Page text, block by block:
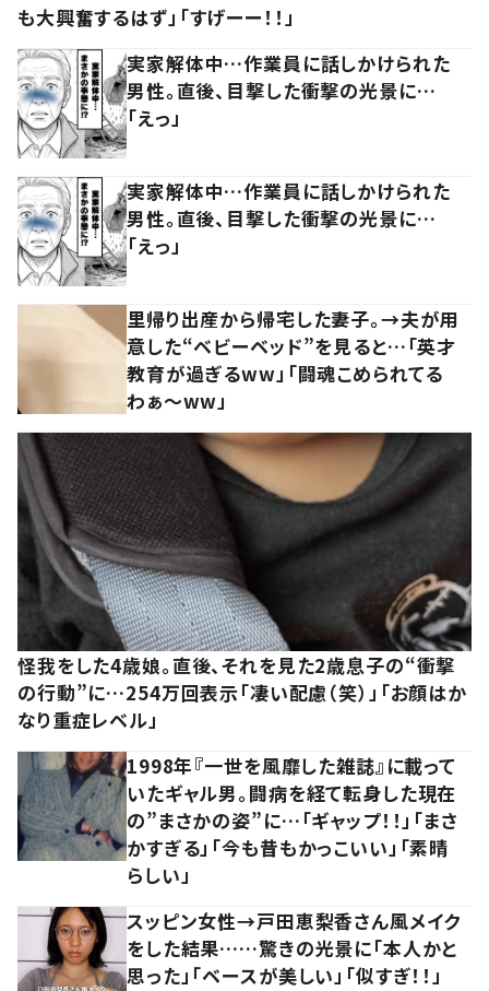
も大興奮するはず」「すげーー！！」
実家解体中…作業員に話しかけられた
男性。直後、目撃した衝撃の光景に…
「えっ」
実家解体中…作業員に話しかけられた
男性。直後、目撃した衝撃の光景に…
「えっ」
里帰り出産から帰宅した妻子。→夫が用
意した“ベビーベッド”を見ると…「英才
教育が過ぎるww」「闘魂こめられてる
わぁ～ww」
怪我をした4歳娘。直後、それを見た2歳息子の“衝撃
の行動”に…254万回表示「凄い配慮（笑）」「お顔はか
なり重症レベル」
1998年『一世を風靡した雑誌』に載って
いたギャル男。闘病を経て転身した現在
の”まさかの姿”に…「ギャップ！！」「まさ
かすぎる」「今も昔もかっこいい」「素晴
らしい」
スッピン女性→戸田恵梨香さん風メイク
をした結果……驚きの光景に「本人かと
思った」「ベースが美しい」「似すぎ！！」